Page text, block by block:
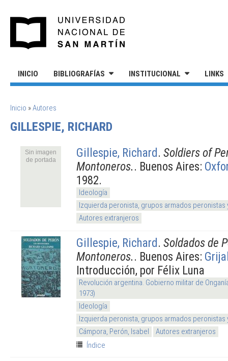
INICIO BIBLIOGRAFÍAS INSTITUCIONAL LINKS
SE ENCUENTRA USTED AQUÍ
Inicio »Autores
GILLESPIE, RICHARD
Sin imagen
de portada
Gillespie, Richard. Soldiers of
Montoneros.. Buenos Aires:
1982.
Ideología
Izquierda peronista, grupos armados
Autores extranjeros
Gillespie, Richard. Soldados de
Montoneros.. Buenos Aires:
Introducción, por Félix Luna
Revolución argentina. Gobierno militar de
1973)
Ideología
Izquierda peronista, grupos armados
Cámpora, Perón, Isabel
Autores extranjeros
Índice